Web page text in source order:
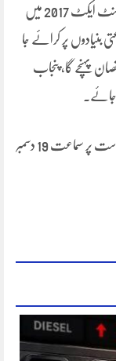
درخواست میں موقف اپنایا گیا ہے کہ پنجاب لوکل گورنمنٹ ایکٹ 2017 میں
بنیادوں پر کرائے جا
پہنچے گا، پنجاب
جائے۔
عدالت نے فریقین کو نوٹس جاری کرنے کے بعد درخواست پر سماعت 19 دسمبر